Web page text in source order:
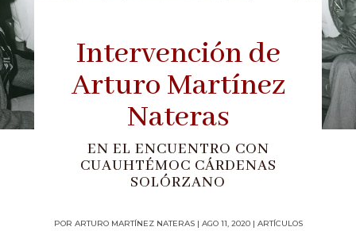
Intervención de
Arturo Martínez
Nateras
EN EL ENCUENTRO CON
CUAUHTÉMOC CÁRDENAS
SOLÓRZANO
POR ARTURO MARTÍNEZ NATERAS| AGO 11, 2020| ARTÍCULOS